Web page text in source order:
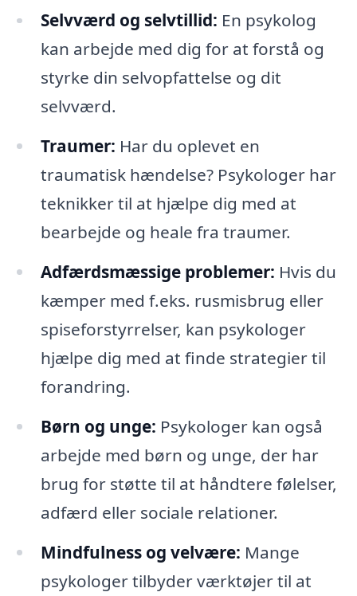
Selvværd og selvtillid: En psykolog
kan arbejde med dig for at forstå og
styrke din selvopfattelse og dit
selvværd.
Traumer: Har du oplevet en
traumatisk hændelse? Psykologer har
teknikker til at hjælpe dig med at
bearbejde og heale fra traumer.
Adfærdsmæssige problemer: Hvis du
kæmper med f.eks. rusmisbrug eller
spiseforstyrrelser, kan psykologer
hjælpe dig med at finde strategier til
forandring.
Børn og unge: Psykologer kan også
arbejde med børn og unge, der har
brug for støtte til at håndtere følelser,
adfærd eller sociale relationer.
Mindfulness og velvære: Mange
psykologer tilbyder værktøjer til at